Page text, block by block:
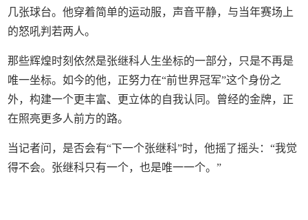
几张球台。他穿着简单的运动服，声音平静，与当年赛场上
的怒吼判若两人。
那些辉煌时刻依然是张继科人生坐标的一部分，只是不再是
唯一坐标。如今的他，正努力在“前世界冠军”这个身份之
外，构建一个更丰富、更立体的自我认同。曾经的金牌，正
在照亮更多人前方的路。
当记者问，是否会有“下一个张继科”时，他摇了摇头：“我觉
得不会。张继科只有一个，也是唯一一个。”